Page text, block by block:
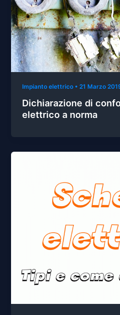
Impianto elettrico •21 Marzo
Dichiarazione di
elettrico a norma